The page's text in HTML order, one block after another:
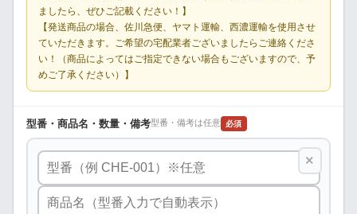
ましたら、ぜひご記載ください！】
【発送商品の場合、佐川急便、ヤマト運輸、西濃運輸を使用させ
ていただきます。ご希望の宅配業者ございましたらご連絡くださ
い！（商品によってはご指定できない場合もございますので、予
めご了承ください）】
型番・商品名・数量・備考型番・備考は任意 必須
×